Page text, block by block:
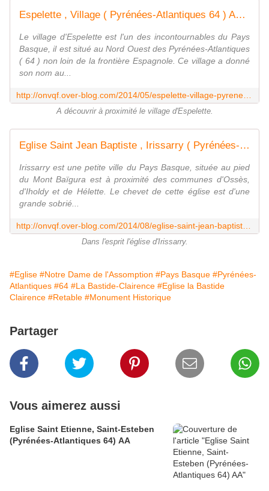
Espelette , Village ( Pyrénées-Atlantiques 64 ) AA - ONVQF.over-blog.com
Le village d'Espelette est l'un des incontournables du Pays
Basque, il est situé au Nord Ouest des Pyrénées-Atlantiques
( 64 ) non loin de la frontière Espagnole. Ce village a donné
son nom au...
A découvrir à proximité le village d'Espelette.
Eglise Saint Jean Baptiste , Irissarry ( Pyrénées-Atlantiques 64 ) AA - ONVQF.over-blog.com
Irissarry est une petite ville du Pays Basque, située au pied
du Mont Baïgura est à proximité des communes d'Ossès,
d'Iholdy et de Hélette. Le chevet de cette église est d'une
grande sobrié...
Dans l'esprit l'église d'Irissarry.
#Eglise #Notre Dame de l'Assomption #Pays Basque #Pyrénées-
Atlantiques #64 #La Bastide-Clairence #Eglise la Bastide
Clairence #Retable #Monument Historique
Partager
Vous aimerez aussi
Eglise Saint Etienne, Saint-Esteben
(Pyrénées-Atlantiques 64) AA